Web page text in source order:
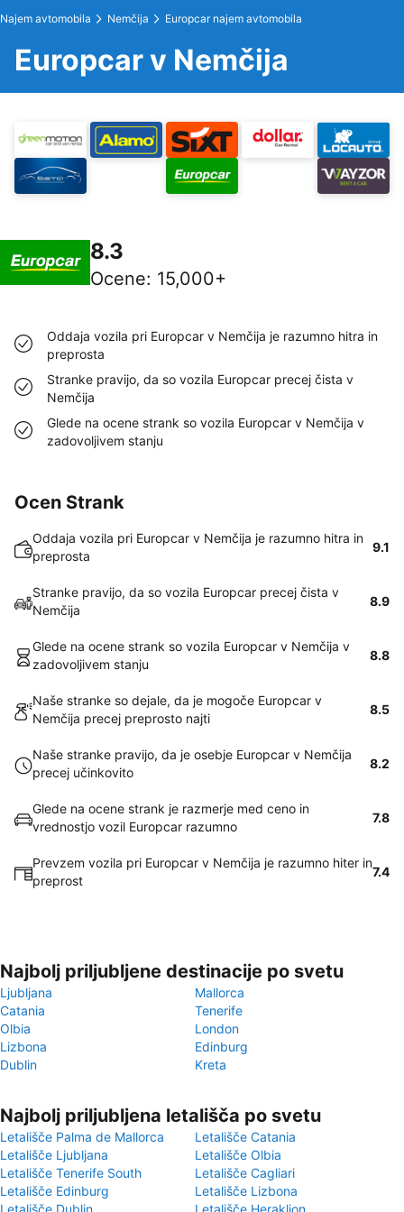
Najem avtomobila Nemčija Europcar najem avtomobila
Europcar v Nemčija
8.3
Ocene: 15,000+
Oddaja vozila pri Europcar v Nemčija je razumno hitra in
preprosta
Stranke pravijo, da so vozila Europcar precej čista v
Nemčija
Glede na ocene strank so vozila Europcar v Nemčija v
zadovoljivem stanju
Ocen Strank
Oddaja vozila pri Europcar v Nemčija je razumno hitra in
preprosta
9.1
Stranke pravijo, da so vozila Europcar precej čista v
Nemčija
8.9
Glede na ocene strank so vozila Europcar v Nemčija v
zadovoljivem stanju
8.8
Naše stranke so dejale, da je mogoče Europcar v
Nemčija precej preprosto najti
8.5
Naše stranke pravijo, da je osebje Europcar v Nemčija
precej učinkovito
8.2
Glede na ocene strank je razmerje med ceno in
vrednostjo vozil Europcar razumno
7.8
Prevzem vozila pri Europcar v Nemčija je razumno hiter in
preprost
7.4
Najbolj priljubljene destinacije po svetu
Ljubljana
Mallorca
Catania
Tenerife
Olbia
London
Lizbona
Edinburg
Dublin
Kreta
Najbolj priljubljena letališča po svetu
Letališče Palma de Mallorca
Letališče Catania
Letališče Ljubljana
Letališče Olbia
Letališče Tenerife South
Letališče Cagliari
Letališče Edinburg
Letališče Lizbona
Letališče Dublin
Letališče Heraklion